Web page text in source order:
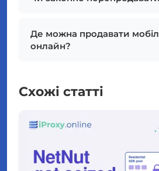
Де можна продавати
онлайн?
Схожі статті